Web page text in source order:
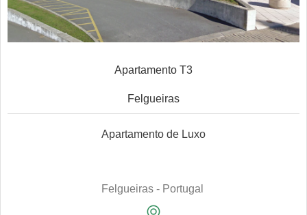
Apartamento T3
Felgueiras
Apartamento de Luxo
Felgueiras - Portugal